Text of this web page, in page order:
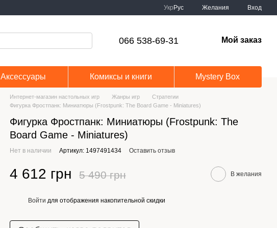
Укр Рус Желания Вход
066 538-69-31 Мой заказ
Аксессуары Комиксы и книги Mystery Box
Интернет-магазин настольных игр Жанры игр
Стратегии
Фигурка Фростпанк: Миниатюры (Frostpunk: The Board Game - Miniatures)
Фигурка Фростпанк: Миниатюры (Frostpunk: The
Board Game - Miniatures)
Нет в наличии Артикул: 1497491434 Оставить отзыв
4 612 грн 5 490 грн В желания
Войти для отображения накопительной скидки